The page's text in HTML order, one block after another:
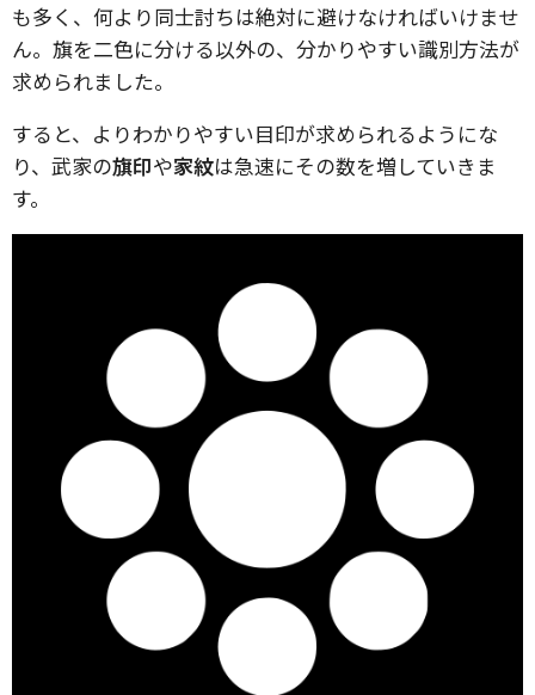
も多く、何より同士討ちは絶対に避けなければいけませ
ん。旗を二色に分ける以外の、分かりやすい識別方法が
求められました。
すると、よりわかりやすい目印が求められるようにな
り、武家の旗印や家紋は急速にその数を増していきま
す。